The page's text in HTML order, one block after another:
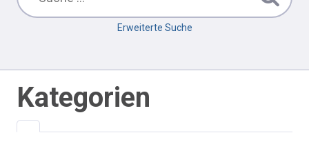
Erweiterte Suche
Kategorien